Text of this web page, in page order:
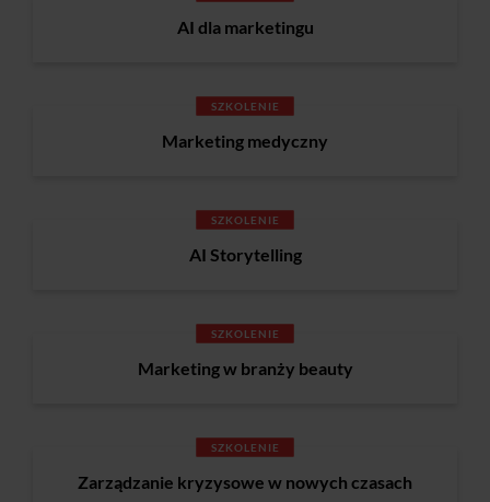
AI dla marketingu
SZKOLENIE
Marketing medyczny
SZKOLENIE
AI Storytelling
SZKOLENIE
Marketing w branży beauty
SZKOLENIE
Zarządzanie kryzysowe w nowych czasach